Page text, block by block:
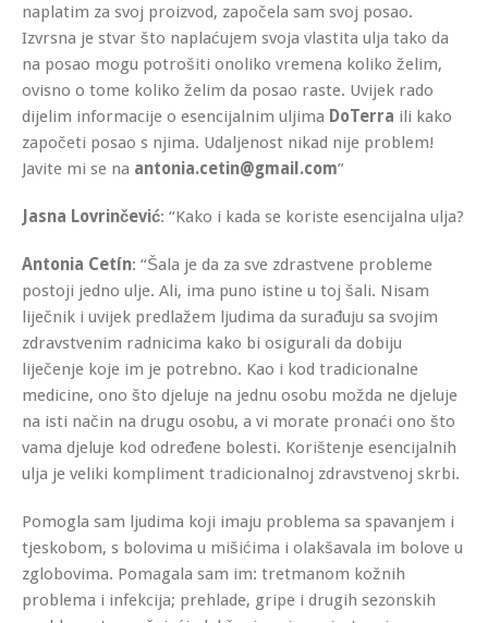
naplatim za svoj proizvod, započela sam svoj posao.
Izvrsna je stvar što naplaćujem svoja vlastita ulja tako da
na posao mogu potrošiti onoliko vremena koliko želim,
ovisno o tome koliko želim da posao raste. Uvijek rado
dijelim informacije o esencijalnim uljima DoTerra ili kako
započeti posao s njima. Udaljenost nikad nije problem!
Javite mi se na antonia.cetin@gmail.com”
Jasna Lovrinčević: “Kako i kada se koriste esencijalna ulja?
Antonia Cetín: “Šala je da za sve zdrastvene probleme
postoji jedno ulje. Ali, ima puno istine u toj šali. Nisam
liječnik i uvijek predlažem ljudima da surađuju sa svojim
zdravstvenim radnicima kako bi osigurali da dobiju
liječenje koje im je potrebno. Kao i kod tradicionalne
medicine, ono što djeluje na jednu osobu možda ne djeluje
na isti način na drugu osobu, a vi morate pronaći ono što
vama djeluje kod određene bolesti. Korištenje esencijalnih
ulja je veliki kompliment tradicionalnoj zdravstvenoj skrbi.
Pomogla sam ljudima koji imaju problema sa spavanjem i
tjeskobom, s bolovima u mišićima i olakšavala im bolove u
zglobovima. Pomagala sam im: tretmanom kožnih
problema i infekcija; prehlade, gripe i drugih sezonskih